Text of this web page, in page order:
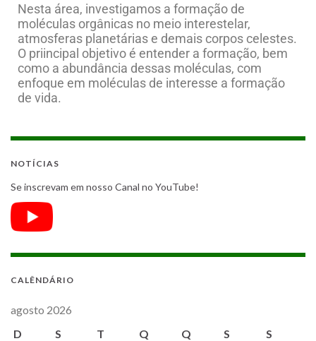
Nesta área, investigamos a formação de
moléculas orgânicas no meio interestelar,
atmosferas planetárias e demais corpos celestes.
O priincipal objetivo é entender a formação, bem
como a abundância dessas moléculas, com
enfoque em moléculas de interesse a formação
de vida.
NOTÍCIAS
Se inscrevam em nosso Canal no YouTube!
CALÊNDÁRIO
agosto 2026
D
S T Q Q S
S